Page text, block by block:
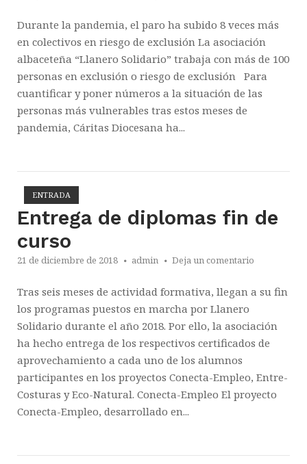
Durante la pandemia, el paro ha subido 8 veces más
en colectivos en riesgo de exclusión La asociación
albaceteña “Llanero Solidario” trabaja con más de 100
personas en exclusión o riesgo de exclusión Para
cuantificar y poner números a la situación de las
personas más vulnerables tras estos meses de
pandemia, Cáritas Diocesana ha...
ENTRADA
Entrega de diplomas fin de
curso
21 de diciembre de 2018 admin Deja un comentario
Tras seis meses de actividad formativa, llegan a su fin
los programas puestos en marcha por Llanero
Solidario durante el año 2018. Por ello, la asociación
ha hecho entrega de los respectivos certificados de
aprovechamiento a cada uno de los alumnos
participantes en los proyectos Conecta-Empleo, Entre-
Costuras y Eco-Natural. Conecta-Empleo El proyecto
Conecta-Empleo, desarrollado en...